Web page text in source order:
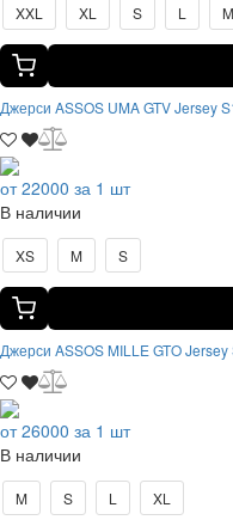
XXL XL S L M
Джерси ASSOS UMA GTV Jersey
от 22000 за 1 шт
В наличии
XS M S
Джерси ASSOS MILLE GTO
от 26000 за 1 шт
В наличии
M S L XL